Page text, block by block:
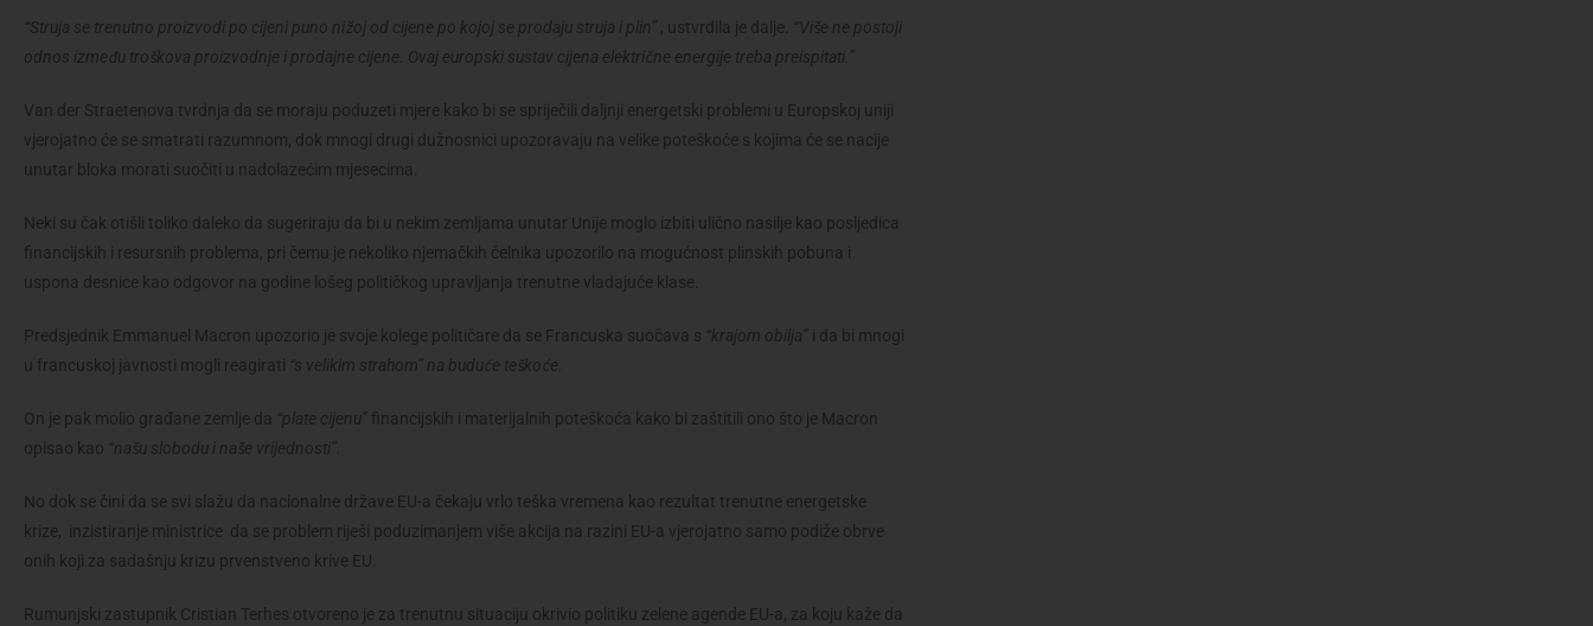
“Struja se trenutno proizvodi po cijeni puno nižoj od cijene po kojoj se prodaju struja i plin” , ustvrdila je dalje. “Više ne postoji
odnos između troškova proizvodnje i prodajne cijene. Ovaj europski sustav cijena električne energije treba preispitati.”
Van der Straetenova tvrdnja da se moraju poduzeti mjere kako bi se spriječili daljnji energetski problemi u Europskoj uniji
vjerojatno će se smatrati razumnom, dok mnogi drugi dužnosnici upozoravaju na velike poteškoće s kojima će se nacije
unutar bloka morati suočiti u nadolazećim mjesecima.
Neki su čak otišli toliko daleko da sugeriraju da bi u nekim zemljama unutar Unije moglo izbiti ulično nasilje kao posljedica
financijskih i resursnih problema, pri čemu je nekoliko njemačkih čelnika upozorilo na mogućnost plinskih pobuna i
uspona desnice kao odgovor na godine lošeg političkog upravljanja trenutne vladajuće klase.
Predsjednik Emmanuel Macron upozorio je svoje kolege političare da se Francuska suočava s “krajom obilja” i da bi mnogi
u francuskoj javnosti mogli reagirati “s velikim strahom” na buduće teškoće.
On je pak molio građane zemlje da “plate cijenu” financijskih i materijalnih poteškoća kako bi zaštitili ono što je Macron
opisao kao “našu slobodu i naše vrijednosti”.
No dok se čini da se svi slažu da nacionalne države EU-a čekaju vrlo teška vremena kao rezultat trenutne energetske
krize, inzistiranje ministrice da se problem riješi poduzimanjem više akcija na razini EU-a vjerojatno samo podiže obrve
onih koji za sadašnju krizu prvenstveno krive EU.
Rumunjski zastupnik Cristian Terhes otvoreno je za trenutnu situaciju okrivio politiku zelene agende EU-a, za koju kaže da